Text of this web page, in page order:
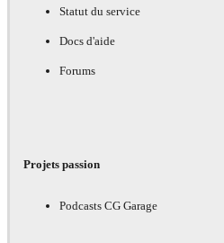
Statut du service
Docs d'aide
Forums
Projets passion
Podcasts CG Garage